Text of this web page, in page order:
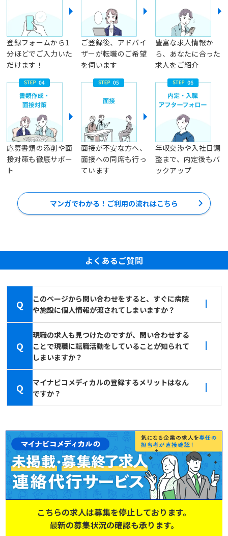
登録フォームから1
分ほどでご入力いた
だけます！
ご登録後、アドバイ
ザーが転職のご希望
を伺います
豊富な求人情報か
ら、あなたに合った
求人をご紹介
応募書類の添削や面
接対策も徹底サポー
ト
面接が不安な方へ、
面接への同席も行っ
ています
年収交渉や入社日調
整まで、内定後もバ
ックアップ
マンガでわかる！ご利用の流れはこちら
よくあるご質問
Q
このページから問い合わせをすると、すぐに病院
や施設に個人情報が渡されてしまいますか？
Q
現職の求人も見つけたのですが、問い合わせする
ことで現職に転職活動をしていることが知られて
しまいますか？
Q
マイナビコメディカルの登録するメリットはなん
ですか？
こちらの求人は募集を停止しております。
最新の募集状況の確認も承ります。